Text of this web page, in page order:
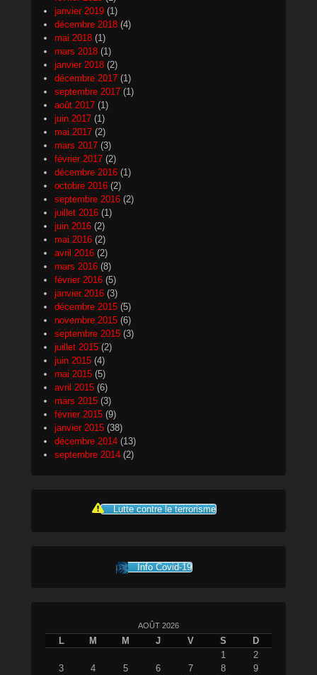
janvier 2019 (1)
décembre 2018 (4)
mai 2018 (1)
mars 2018 (1)
janvier 2018 (2)
décembre 2017 (1)
septembre 2017 (1)
août 2017 (1)
juin 2017 (1)
mai 2017 (2)
mars 2017 (3)
février 2017 (2)
décembre 2016 (1)
octobre 2016 (2)
septembre 2016 (2)
juillet 2016 (1)
juin 2016 (2)
mai 2016 (2)
avril 2016 (2)
mars 2016 (8)
février 2016 (5)
janvier 2016 (3)
décembre 2015 (5)
novembre 2015 (6)
septembre 2015 (3)
juillet 2015 (2)
juin 2015 (4)
mai 2015 (5)
avril 2015 (6)
mars 2015 (3)
février 2015 (9)
janvier 2015 (38)
décembre 2014 (13)
septembre 2014 (2)
Lutte contre le terrorisme
Info Covid-19
AOÛT 2026
L M M J V S
D
1
2
3
4 5 6 7 8
9